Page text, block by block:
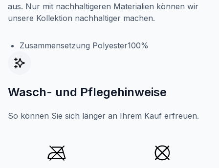
aus. Nur mit nachhaltigeren Materialien können wir
unsere Kollektion nachhaltiger machen.
Zusammensetzung Polyester100%
Wasch- und Pflegehinweise
So können Sie sich länger an Ihrem Kauf erfreuen.